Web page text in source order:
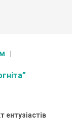
ентузіастів